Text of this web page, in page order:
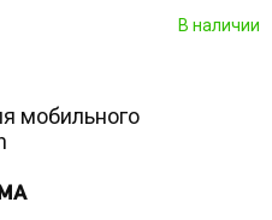
В наличии
мобильного